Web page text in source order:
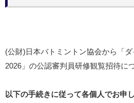
(公財)日本バトミントン協会から「
2026」の公認審判員研修観覧招待に
以下の手続きに従って各個人でお申